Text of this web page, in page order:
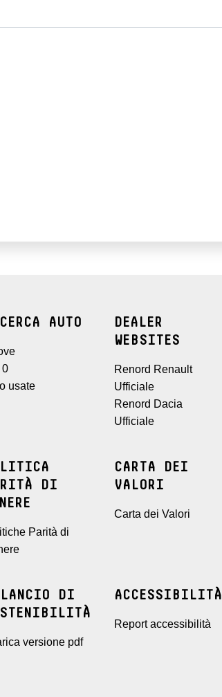
AUTO
0
usate
DEALER
WEBSITES
Renord Renault
Ufficiale
Renord Dacia
Ufficiale
DI
Parità di
CARTA DEI
VALORI
Carta dei Valori
DI
versione pdf
ACCESSIBILITÀ
Report accessibilità